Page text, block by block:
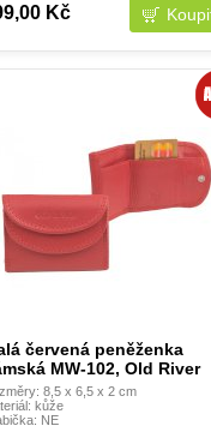
Kč
červená peněženka
MW-102, Old River
8,5 x 6,5 x 2 cm
kůže
NE